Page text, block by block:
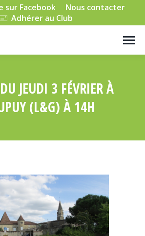
sur Facebook
Nous contacter
Adhérer au Club
JEUDI 3 FÉVRIER À
(L&G) À 14H